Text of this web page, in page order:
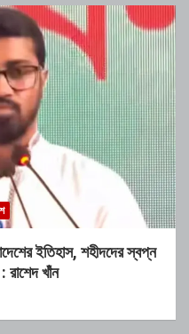
ইতিহাস, শহীদদের স্বপ্ন
রাশেদ খাঁন